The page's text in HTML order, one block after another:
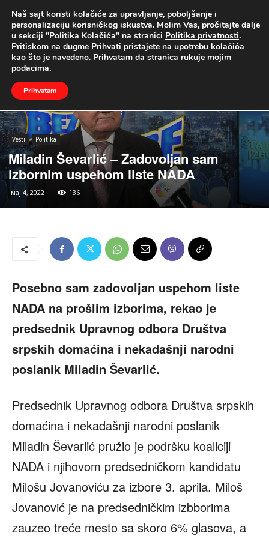
UŽIVO
Naslovna Vesti Politika
Vesti Politika
Miladin Ševarlić – Zadovoljan sam
izbornim uspehom liste NADA
мај 4, 2022 136
Posebno sam zadovoljan uspehom liste
NADA na prošlim izborima, rekao je
predsednik Upravnog odbora Društva
srpskih domaćina i nekadašnji narodni
poslanik Miladin Ševarlić.
Predsednik Upravnog odbora Društva srpskih
domaćina i nekadašnji narodni poslanik
Miladin Ševarlić pružio je podršku koaliciji
NADA i njihovom predsedničkom kandidatu
Milošu Jovanoviću za izbore 3. aprila. Miloš
Jovanović je na predsedničkim izbborima
zauzeo treće mesto sa skoro 6% glasova, a
Naš sajt koristi kolačiće za upravljanje, poboljšanje i
personalizaciju korisničkog iskustva. Molim Vas, pročitajte dalje
u sekciji "Politika Kolačića" na stranici Politika privatnosti.
Pritiskom na dugme Prihvati pristajete na upotrebu kolačića
kao što je navedeno. Prihvatam da stranica rukuje mojim
podacima.
Prihvatam